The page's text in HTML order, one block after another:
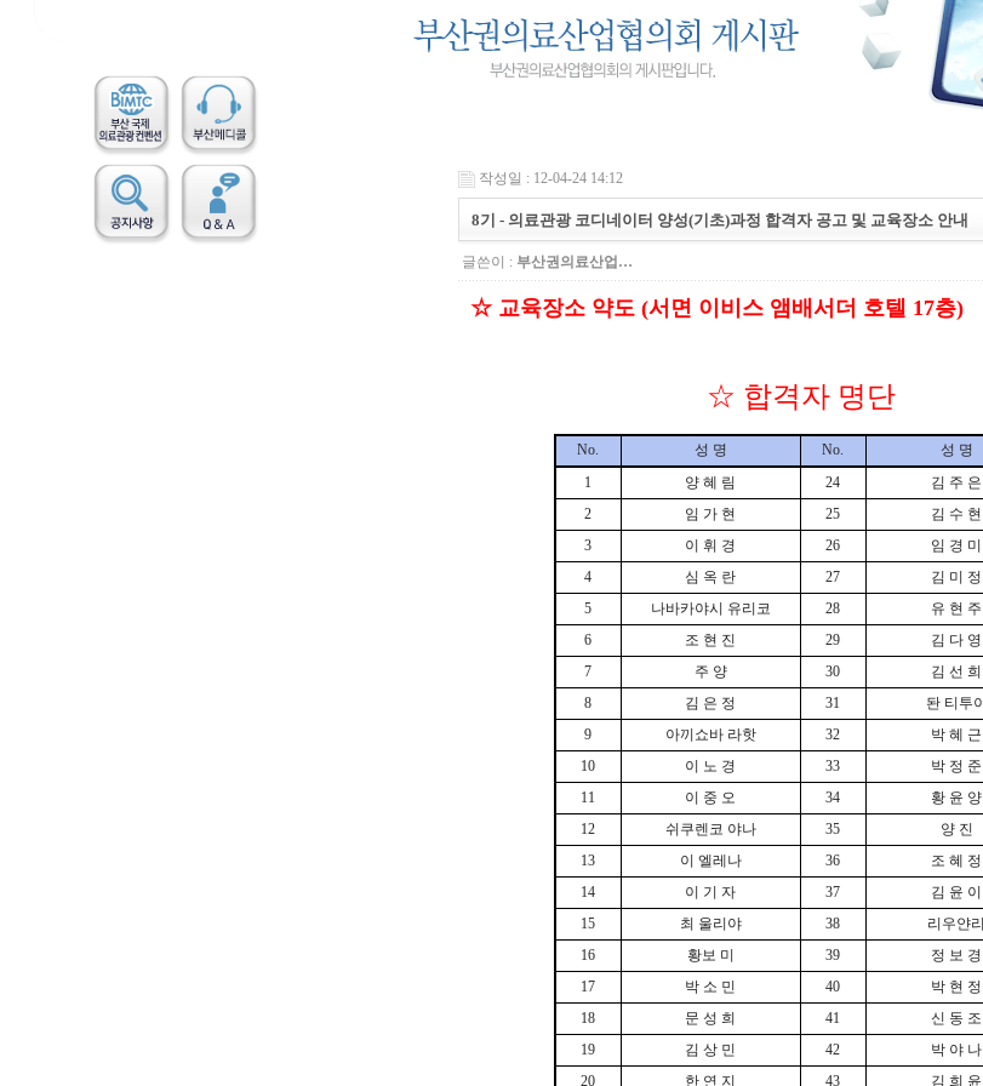
작성일 : 12-04-24 14:12
8기 - 의료관광 코디네이터 양성(기초)과정 합격자 공고 및 교육장소 안내
글쓴이 : 부산권의료산업…
☆ 교육장소 약도 (서면 이비스 앰배서더 호텔 17층)
☆ 합격자 명단
No. 성 명 No.
성 명
1
양 혜 림 24
김 주 은
2
임 가 현 25
김 수 현
3
이 휘 경 26
임 경 미
4
심 옥 란 27
김 미 정
5
나바카야시 유리코 28
유 현 주
6
조 현 진 29
김 다 영
7
주 양 30
김 선 희
8
김 은 정 31
돤 티투이
9
아끼쇼바 라핫 32
박 혜 근
10
이 노 경 33
박 정 준
11
이 중 오 34
황 윤 양
12
쉬쿠렌코 야나 35
양 진
13
이 엘레나 36
조 혜 정
14
이 기 자 37
김 윤 이
15
최 울리야 38
리우얀리
16
황보 미 39
정 보 경
17
박 소 민 40
박 현 정
18
문 성 희 41
신 동 조
19
김 상 민 42
박 야 나
20
한 연 지 43 김 희 윤